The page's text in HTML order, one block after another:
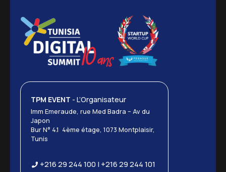
TPM EVENT - L’Organisateur
Imm Emeraude, rue Med Badra – Av du
Japon
Bur N° 4.1 4ème étage, 1073 Montplaisir,
Tunis
+216 29 244 100 | +216 29 244 101